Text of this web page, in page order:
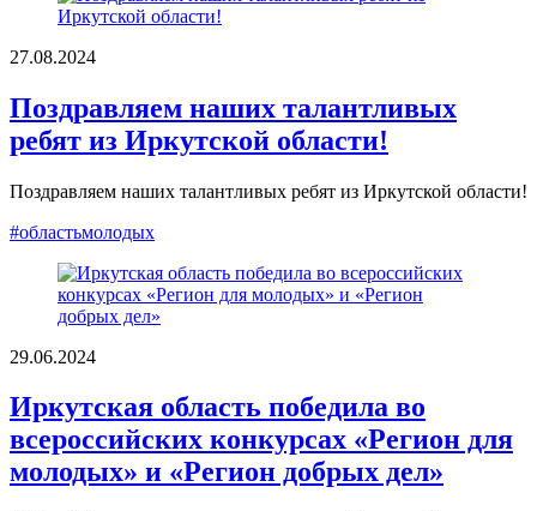
27.08.2024
Поздравляем наших талантливых
ребят из Иркутской области!
Поздравляем наших талантливых ребят из Иркутской области!
#областьмолодых
29.06.2024
Иркутская область победила во
всероссийских конкурсах «Регион для
молодых» и «Регион добрых дел»